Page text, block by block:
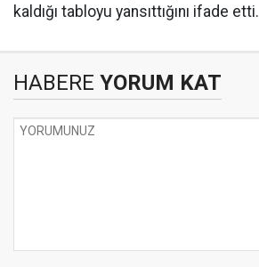
kaldığı tabloyu yansıttığını ifade etti.
HABERE YORUM KAT